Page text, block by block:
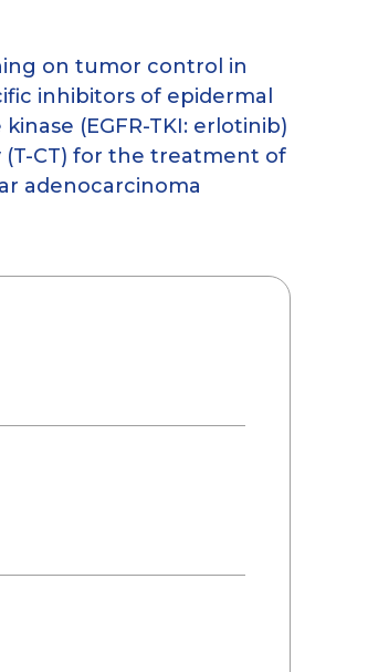
on tumor control in
inhibitors of epidermal
(EGFR-TKI: erlotinib)
CT) for the treatment of
adenocarcinoma